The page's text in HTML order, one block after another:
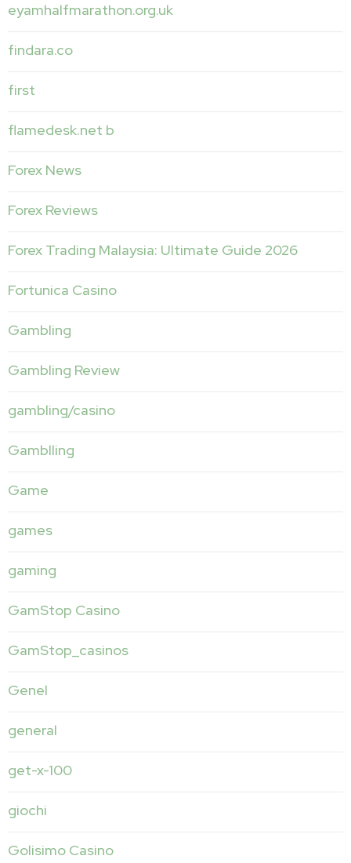
eyamhalfmarathon.org.uk
findara.co
first
flamedesk.net b
Forex News
Forex Reviews
Forex Trading Malaysia: Ultimate Guide 2026
Fortunica Casino
Gambling
Gambling Review
gambling/casino
Gamblling
Game
games
gaming
GamStop Casino
GamStop_casinos
Genel
general
get-x-100
giochi
Golisimo Casino